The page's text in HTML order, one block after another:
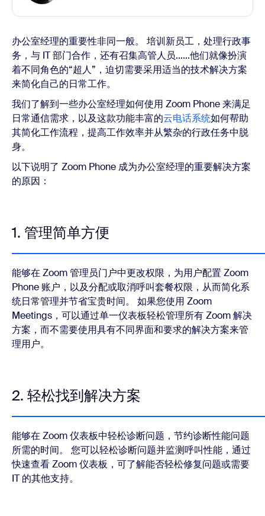
办公室经理的重要性非同一般。 培训新员工，处理行政事
务，与 IT 部门合作，还有召集高管人员......他们就像扮演
着不同角色的“超人”，迫切需要采用适当的技术解决方案
来简化自己的日常工作。
我们了解到一些办公室经理如何使用 Zoom Phone 来满足
日常通信需求，以及这款功能丰富的云电话系统如何帮助
其简化工作流程，提高工作效率并从繁杂的行政任务中脱
身。
以下说明了 Zoom Phone 成为办公室经理的重要解决方案
的原因：
1. 管理简单方便
能够在 Zoom 管理员门户中更改权限，为用户配置 Zoom
Phone 账户，以及分配或取消呼叫套餐权限，从而简化系
统日常管理并节省宝贵时间。 如果您使用 Zoom
Meetings，可以通过单一仪表板轻松管理所有 Zoom 解决
方案，而不需要使用具有不同界面和要求的解决方案来管
理用户。
2. 轻松找到解决方案
能够在 Zoom 仪表板中轻松诊断问题，节约诊断性能问题
所需的时间。 您可以轻松诊断问题并监测呼叫性能，通过
快速查看 Zoom 仪表板，可了解能否轻松修复问题或需要
IT 的其他支持。